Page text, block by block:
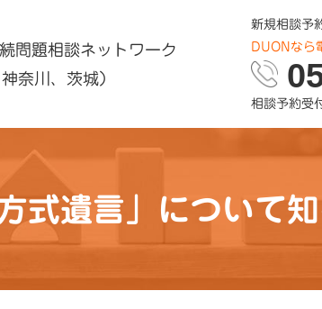
問題相談ネットワーク
神奈川、茨城）
新規相談予
DUONなら
相談予約受
式遺言」について